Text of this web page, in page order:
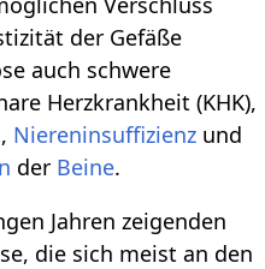
der Gefäße
auch schwere
Herzkrankheit (KHK),
, Niereninsuffizienz und
der Beine.
Jahren zeigenden
die sich meist an den